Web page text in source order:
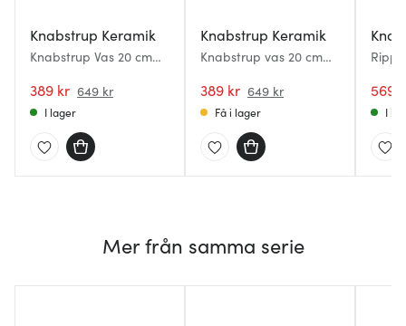
Knabstrup Keramik
Knabstrup Vas 20 cm
389 kr 649 kr
I lager
Knabstrup Keramik
Knabstrup vas 20 cm
389 kr 649 kr
Få i lager
569
I
Mer från samma serie